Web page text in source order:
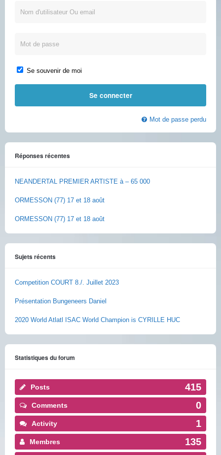
Se souvenir de moi
Mot de passe perdu
Réponses récentes
NEANDERTAL PREMIER ARTISTE à – 65 000
ORMESSON (77) 17 et 18 août
ORMESSON (77) 17 et 18 août
Sujets récents
Competition COURT 8./. Juillet 2023
Présentation Bungeneers Daniel
2020 World Atlatl ISAC World Champion is CYRILLE HUC
Statistiques du forum
Posts 415
Comments 0
Activity 1
Membres
135